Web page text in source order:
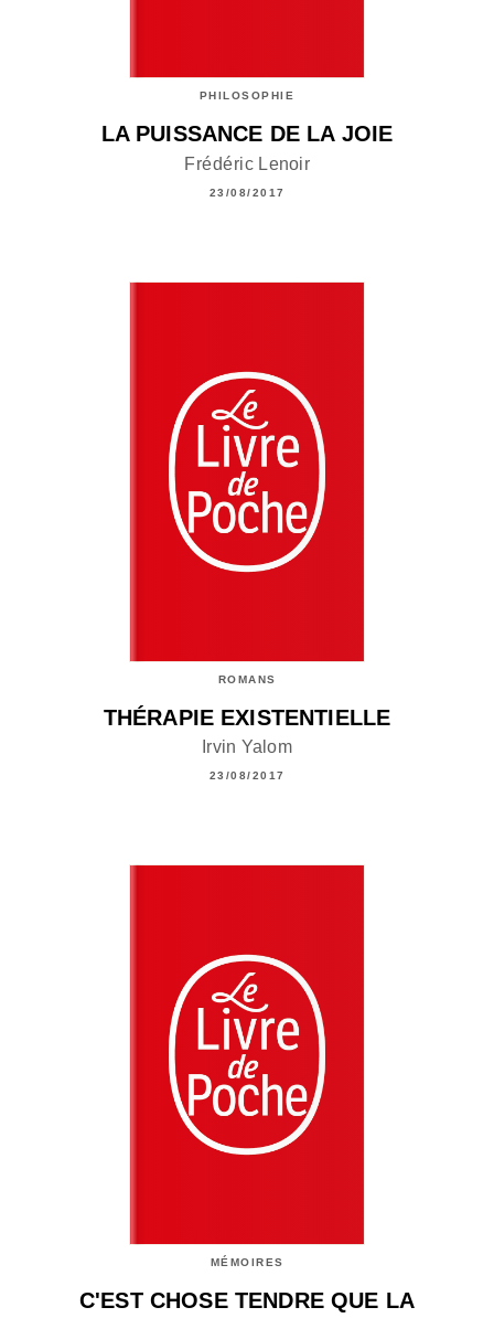
PHILOSOPHIE
LA PUISSANCE DE LA JOIE
Frédéric Lenoir
23/08/2017
ROMANS
THÉRAPIE EXISTENTIELLE
Irvin Yalom
23/08/2017
MÉMOIRES
C'EST CHOSE TENDRE QUE LA